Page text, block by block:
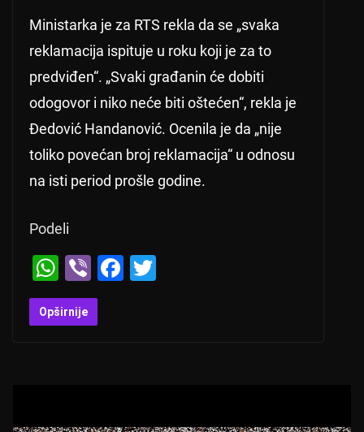
Ministarka je za RTS rekla da se „svaka
reklamacija ispituje u roku koji je za to
predviđen“. „Svaki građanin će dobiti
odogovor i niko neće biti oštećen“, rekla je
Đedović Handanović. Ocenila je da „nije
toliko povećan broj reklamacija“ u odnosu
na isti period prošle godine.
Podeli
W
h
at
p
Vi
b
er
F
o
Opširnije